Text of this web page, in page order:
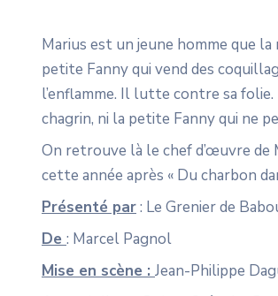
Marius est un jeune homme que
petite Fanny qui vend des
l’enflamme. Il lutte contre sa
chagrin, ni la petite Fanny qui ne
On retrouve là le chef d’œuvre de
cette année après « Du charbon
Présenté par: Le Grenier de
De : Marcel Pagnol
Mise en scène : Jean-Philippe